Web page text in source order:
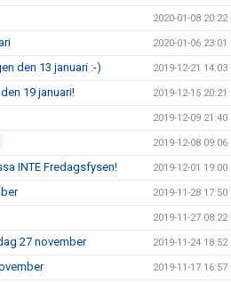
2020-01-08 20:22
2020-01-06 23:01
den 13 januari :-) 2019-12-21 14:03
19 januari! 2019-12-15 20:21
2019-12-09 21:40
2019-12-08 09:06
INTE Fredagsfysen! 2019-12-01 19:00
2019-11-28 17:50
2019-11-27 08:22
27 november 2019-11-24 18:52
2019-11-17 16:57